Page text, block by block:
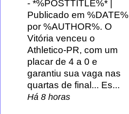
- *%POSTTITLE%* |
Publicado em %DATE%
por %AUTHOR%. O
Vitória venceu o
Athletico-PR, com um
placar de 4 a 0 e
garantiu sua vaga nas
quartas de final... Es...
Há 8 horas